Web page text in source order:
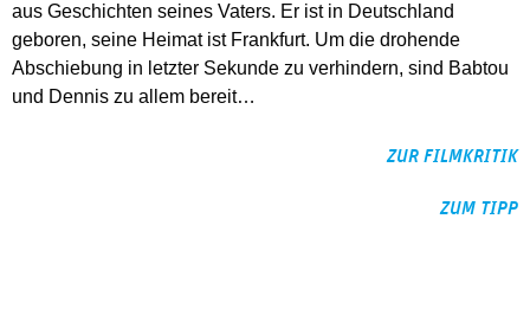
aus Geschichten seines Vaters. Er ist in Deutschland
geboren, seine Heimat ist Frankfurt. Um die drohende
Abschiebung in letzter Sekunde zu verhindern, sind Babtou
und Dennis zu allem bereit…
ZUR FILMKRITIK
ZUM TIPP